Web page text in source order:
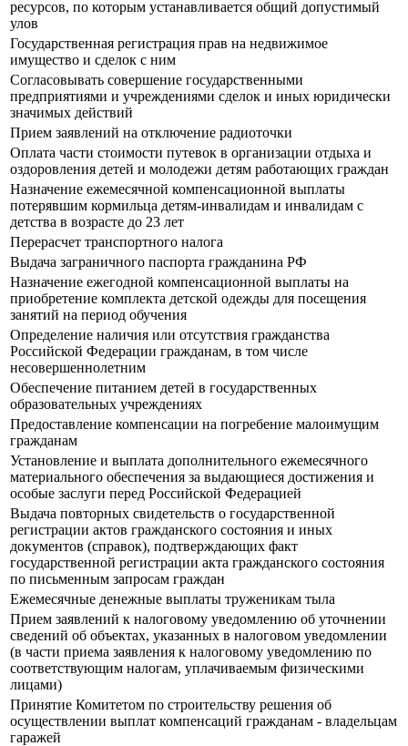
ресурсов, по которым устанавливается общий допустимый
улов
Государственная регистрация прав на недвижимое
имущество и сделок с ним
Согласовывать совершение государственными
предприятиями и учреждениями сделок и иных юридически
значимых действий
Прием заявлений на отключение радиоточки
Оплата части стоимости путевок в организации отдыха и
оздоровления детей и молодежи детям работающих граждан
Назначение ежемесячной компенсационной выплаты
потерявшим кормильца детям-инвалидам и инвалидам с
детства в возрасте до 23 лет
Перерасчет транспортного налога
Выдача заграничного паспорта гражданина РФ
Назначение ежегодной компенсационной выплаты на
приобретение комплекта детской одежды для посещения
занятий на период обучения
Определение наличия или отсутствия гражданства
Российской Федерации гражданам, в том числе
несовершеннолетним
Обеспечение питанием детей в государственных
образовательных учреждениях
Предоставление компенсации на погребение малоимущим
гражданам
Установление и выплата дополнительного ежемесячного
материального обеспечения за выдающиеся достижения и
особые заслуги перед Российской Федерацией
Выдача повторных свидетельств о государственной
регистрации актов гражданского состояния и иных
документов (справок), подтверждающих факт
государственной регистрации акта гражданского состояния
по письменным запросам граждан
Ежемесячные денежные выплаты труженикам тыла
Прием заявлений к налоговому уведомлению об уточнении
сведений об объектах, указанных в налоговом уведомлении
(в части приема заявления к налоговому уведомлению по
соответствующим налогам, уплачиваемым физическими
лицами)
Принятие Комитетом по строительству решения об
осуществлении выплат компенсаций гражданам - владельцам
гаражей